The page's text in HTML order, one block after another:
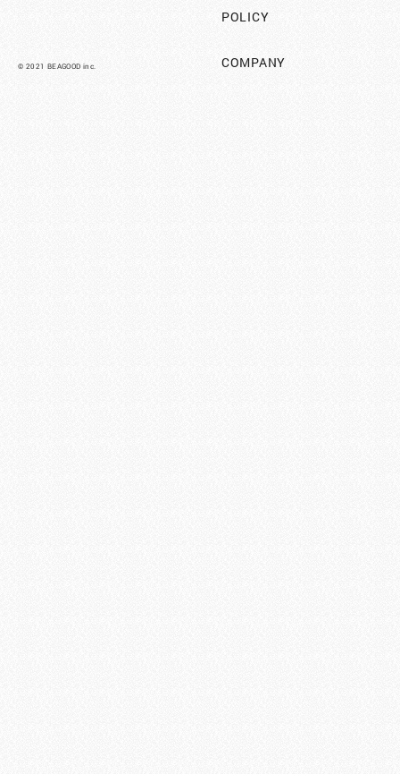
POLICY
COMPANY
©︎ 2021 BEAGOOD inc.